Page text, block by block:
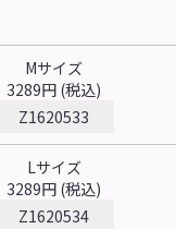
Mサイズ
3289円 (税込)
Z1620533
Lサイズ
3289円 (税込)
Z1620534